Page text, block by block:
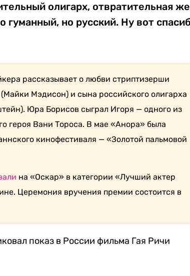
олигарх, отвратительная
гуманный, но русский. Ну вот
рассказывает о любви стриптизерши
Мэдисон) и сына российского олигарха
Юра Борисов сыграл Игоря — одного из
героя Вани Тороса. В мае «Анора» была
кинофестиваля — «Золотой пальмовой
на «Оскар» в категории «Лучший актер
Церемония вручения премии состоится в
показ в России фильма Гая Ричи